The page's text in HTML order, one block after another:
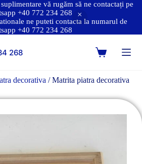
vă rugăm să ne contactați pe
+40 772 234 268
ne puteti contacta la numarul de
+40 772 234 268
268
decorativa / Matrita piatra decorativa